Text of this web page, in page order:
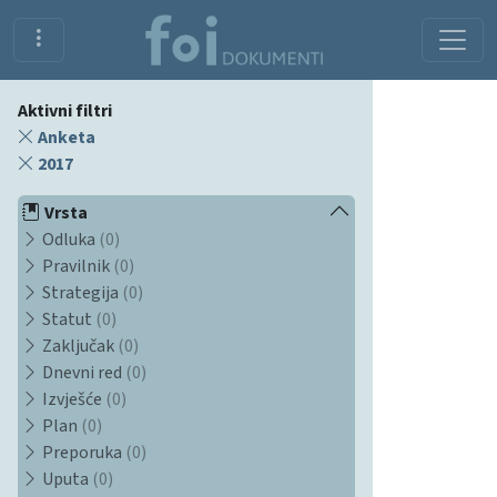
Aktivni filtri
Anketa
2017
Vrsta
Odluka (0)
Pravilnik (0)
Strategija (0)
Statut (0)
Zaključak (0)
Dnevni red (0)
Izvješće (0)
Plan (0)
Preporuka (0)
Uputa (0)